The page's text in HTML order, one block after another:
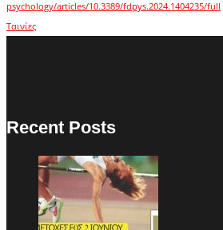
psychology/articles/10.3389/fdpys.2024.1404235/full
Ταινίες
Recent Posts